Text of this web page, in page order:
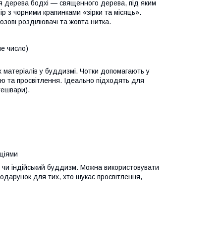
дерева бодхі — священного дерева, під яким
з чорними крапинками «зірки та місяць».
розділювачі та жовта нитка.
число)
у буддизмі. Чотки допомагають у
та просвітлення. Ідеально підходять для
індійський буддизм. Можна використовувати
для тих, хто шукає просвітлення,